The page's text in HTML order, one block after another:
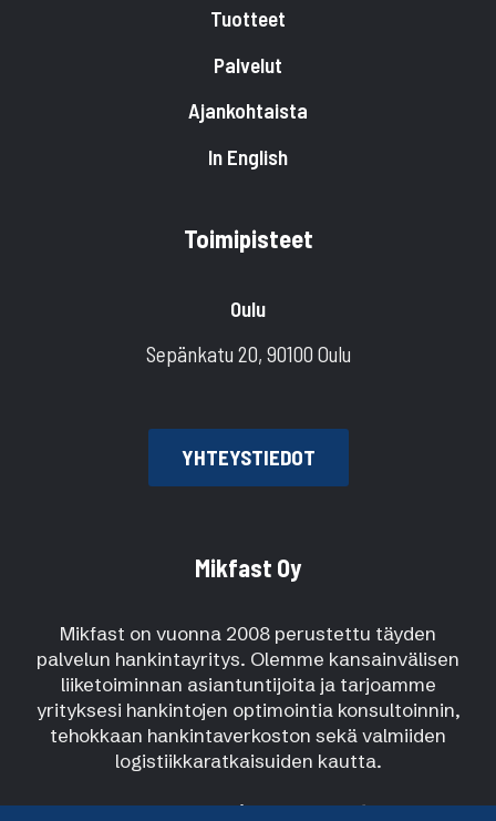
Tuotteet
Palvelut
Ajankohtaista
In English
Toimipisteet
Oulu
Sepänkatu 20, 90100 Oulu
YHTEYSTIEDOT
Mikfast Oy
Mikfast on vuonna 2008 perustettu täyden
palvelun hankintayritys. Olemme kansainvälisen
liiketoiminnan asiantuntijoita ja tarjoamme
yrityksesi hankintojen optimointia konsultoinnin,
tehokkaan hankintaverkoston sekä valmiiden
logistiikkaratkaisuiden kautta.
Your partner in global trade.